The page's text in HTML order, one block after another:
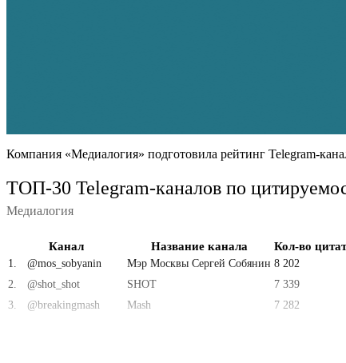
Компания «Медиалогия» подготовила рейтинг Telegram-
ТОП-30 Telegram-каналов по
Медиалогия
Канал Название канала Кол-во цитат
1 @mos_sobyanin Мэр Москвы Сергей Собянин 8 202
2
@shot_shot SHOT
7 339
3
@breakingmash Mash 7 282